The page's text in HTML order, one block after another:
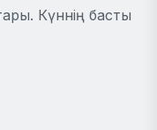
Күннің басты